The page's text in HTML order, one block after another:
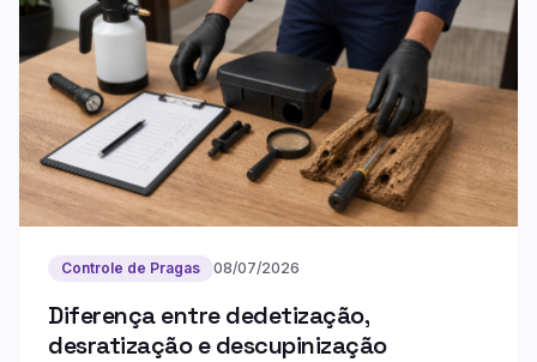
Controle de Pragas 08/07/2026
Diferença entre dedetização,
desratização e descupinização